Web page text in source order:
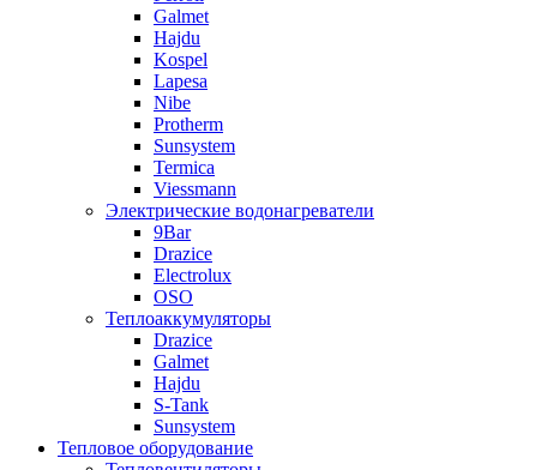
Galmet
Hajdu
Kospel
Lapesa
Nibe
Protherm
Sunsystem
Termica
Viessmann
Электрические водонагреватели
9Bar
Drazice
Electrolux
OSO
Теплоаккумуляторы
Drazice
Galmet
Hajdu
S-Tank
Sunsystem
Тепловое оборудование